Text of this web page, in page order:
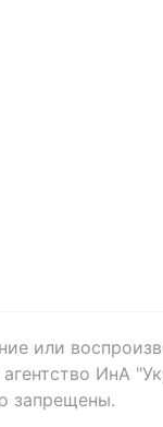
или
ИнА
запрещены.